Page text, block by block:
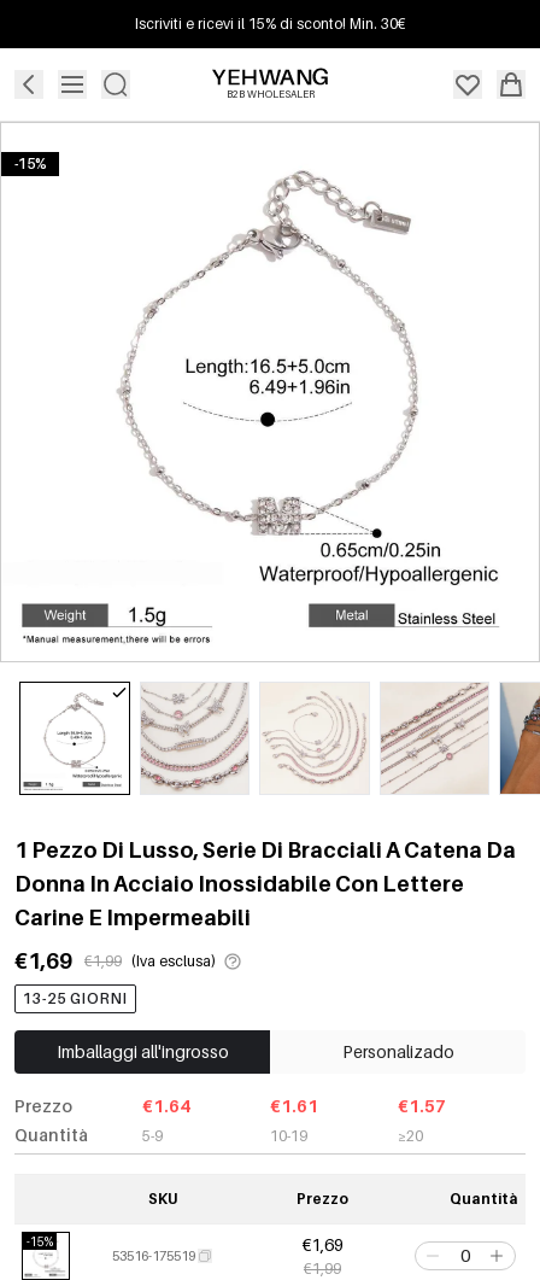
Iscriviti e ricevi il 15% di sconto! Min. 30€
B2B WHOLESALER
-15%
1 Pezzo Di Lusso, Serie Di Bracciali A Catena Da
Donna In Acciaio Inossidabile Con Lettere
Carine E Impermeabili
€1,69
€1,99 (Iva esclusa)
13-25 GIORNI
Imballaggi all'ingrosso Personalizado
Prezzo
Quantità
€1.64
5-9
€1.61
10-19
€1.57
≥20
SKU Prezzo Quantità
-15%
53516-175519
€1,69
€1,99